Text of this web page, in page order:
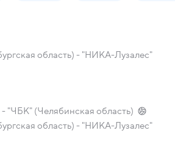
область) - "НИКА-Лузалес"
"ЧБК" (Челябинская область)
область) - "НИКА-Лузалес"